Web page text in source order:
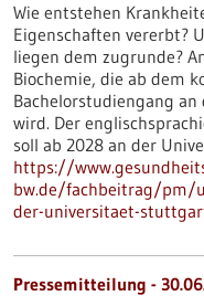
Wie entstehen
Eigenschaften vererbt?
liegen dem zugrunde?
Biochemie, die ab dem
Bachelorstudiengang
wird. Der
soll ab 2028 an der
https://
bw.de/fachbeitrag/pm/
der-universitaet-
Pressemitteilung -